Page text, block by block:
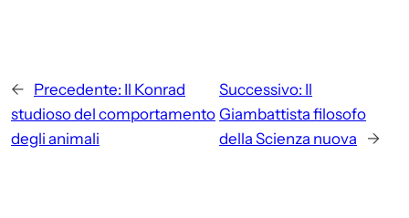
← Precedente: Il Konrad
studioso del comportamento
degli animali
Successivo: Il
Giambattista filosofo
della Scienza nuova
→